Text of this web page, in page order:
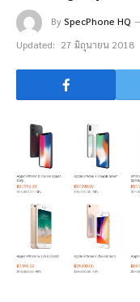
BySpecPhone HQ
Updated: 27 มิถุนายน 2018